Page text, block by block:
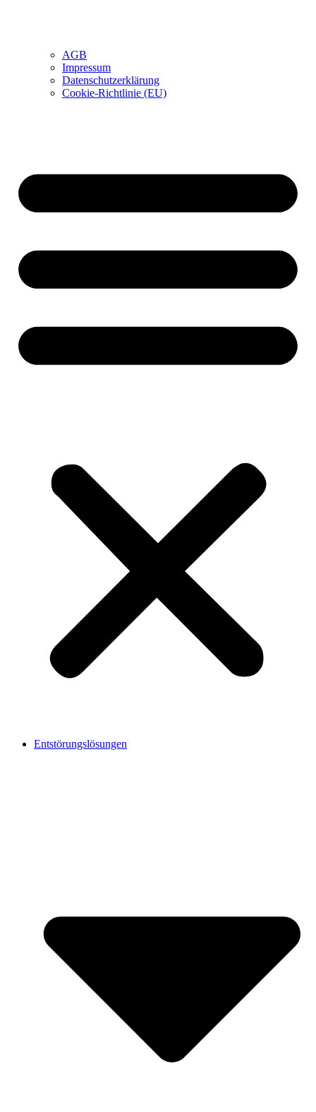
AGB
Impressum
Datenschutzerklärung
Cookie-Richtlinie (EU)
Entstörungslösungen